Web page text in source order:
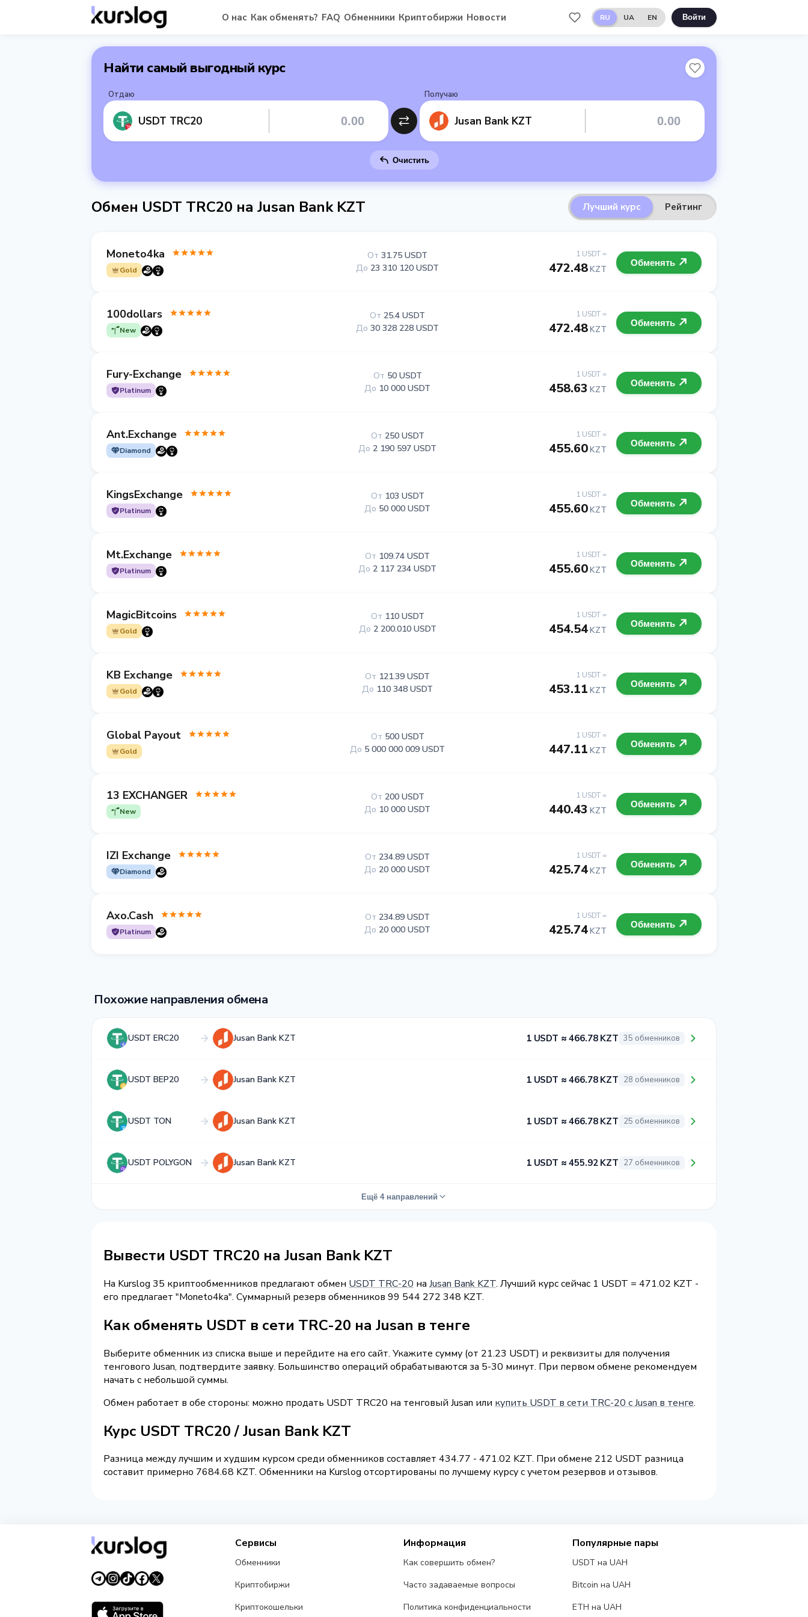
О нас Как обменять? FAQ Обменники Криптобиржи Новости RU UA EN Войти
Найти самый выгодный курс
Отдаю
USDT TRC20
Получаю
Jusan Bank KZT
Очистить
Обмен USDT TRC20 на Jusan Bank KZT Лучший курс Рейтинг
Moneto4ka
Gold
1 USDT =
472.48KZT
От 31.75 USDT
До 23 310 120 USDT Обменять
100dollars
New
1 USDT =
472.48KZT
От 25.4 USDT
До 30 328 228 USDT Обменять
Fury-Exchange
Platinum
1 USDT =
458.63 KZT
От 50 USDT
До 10 000 USDT Обменять
Ant.Exchange
Diamond
1 USDT =
455.60KZT
От 250 USDT
До 2 190 597 USDT Обменять
KingsExchange
Platinum
1 USDT =
455.60KZT
От 103 USDT
До 50 000 USDT Обменять
Mt.Exchange
Platinum
1 USDT =
455.60KZT
От 109.74 USDT
До 2 117 234 USDT Обменять
MagicBitcoins
Gold
1 USDT =
454.54KZT
От 110 USDT
До 2 200.010 USDT Обменять
KB Exchange
Gold
1 USDT =
453.11 KZT
От 121.39 USDT
До 110 348 USDT Обменять
Global Payout
Gold
1 USDT =
447.11 KZT
От 500 USDT
До 5 000 000 009 USDT Обменять
13 EXCHANGER
New
1 USDT =
440.43 KZT
От 200 USDT
До 10 000 USDT Обменять
IZI Exchange
Diamond
1 USDT =
425.74KZT
От 234.89 USDT
До 20 000 USDT Обменять
Axo.Cash
Platinum
1 USDT =
425.74KZT
От 234.89 USDT
До 20 000 USDT Обменять
Похожие направления обмена
USDT ERC20 Jusan Bank KZT 1 USDT ≈ 466.78 KZT 35 обменников
USDT BEP20 Jusan Bank KZT 1 USDT ≈ 466.78 KZT 28 обменников
USDT TON Jusan Bank KZT 1 USDT ≈ 466.78 KZT 25 обменников
USDT POLYGON Jusan Bank KZT 1 USDT ≈ 455.92 KZT 27 обменников
Ещё 4 направлений
Вывести USDT TRC20 на Jusan Bank KZT
На Kurslog 35 криптообменников предлагают обмен USDT TRC-20 на Jusan Bank KZT. Лучший курс сейчас 1 USDT = 471.02 KZT -
его предлагает "Moneto4ka". Суммарный резерв обменников 99 544 272 348 KZT.
Как обменять USDT в сети TRC-20 на Jusan в тенге
Выберите обменник из списка выше и перейдите на его сайт. Укажите сумму (от 21.23 USDT) и реквизиты для получения
тенгового Jusan, подтвердите заявку. Большинство операций обрабатываются за 5-30 минут. При первом обмене рекомендуем
начать с небольшой суммы.
Обмен работает в обе стороны: можно продать USDT TRC20 на тенговый Jusan или купить USDT в сети TRC-20 с Jusan в тенге.
Курс USDT TRC20 / Jusan Bank KZT
Разница между лучшим и худшим курсом среди обменников составляет 434.77 - 471.02 KZT. При обмене 212 USDT разница
составит примерно 7684.68 KZT. Обменники на Kurslog отсортированы по лучшему курсу с учетом резервов и отзывов.
Сервисы
Обменники
Криптобиржи
Криптокошельки
Информация
Как совершить обмен?
Часто задаваемые вопросы
Политика конфиденциальности
Популярные пары
USDT на UAH
Bitcoin на UAH
ETH на UAH